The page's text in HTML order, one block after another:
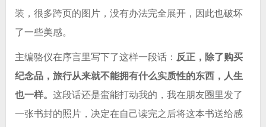
装，很多跨页的图片，没有办法完全展开，因此也破坏
了一些美感。
主编骆仪在序言里写下了这样一段话： 反正，除了购买
纪念品，旅行从来就不能拥有什么实质性的东西，人生
也一样。 这段话还是蛮能打动我的，我在朋友圈里发了
一张书封的照片，决定在自己读完之后将这本书送给感